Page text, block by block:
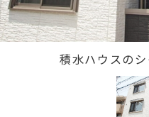
積水ハウスの